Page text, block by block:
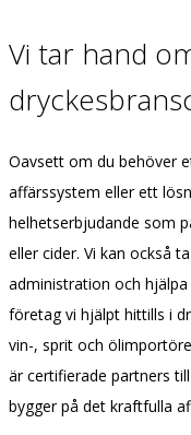
Vi tar hand
Oavsett om du behöver
affärssystem eller ett
helhetserbjudande som
eller cider. Vi kan också
administration och
företag vi hjälpt hittills i
vin-, sprit och
är certifierade partners
bygger på det kraftfulla